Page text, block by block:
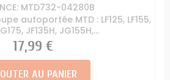
MTD732-04280B
autoportée MTD : LF125, LF155,
JF135H, JG155H,...
Prix
17,99 €
AU PANIER